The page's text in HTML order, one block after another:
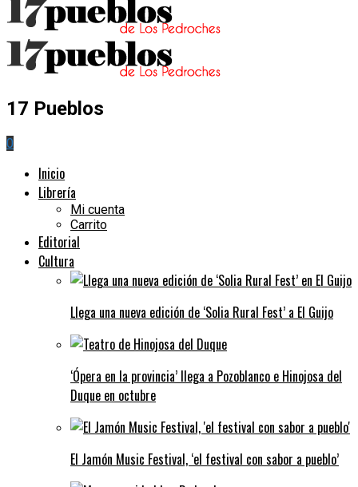
17 Pueblos
0
Inicio
Librería
Mi cuenta
Carrito
Editorial
Cultura
Llega una nueva edición de ‘Solia Rural Fest’ a El Guijo
‘Ópera en la provincia’ llega a Pozoblanco e Hinojosa del
Duque en octubre
El Jamón Music Festival, ‘el festival con sabor a pueblo’